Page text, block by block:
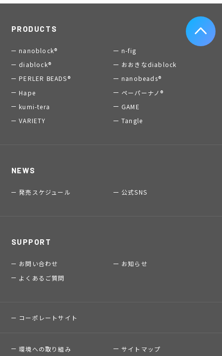
PRODUCTS
nanoblock®
n-fig
diablock®
おおきなdiablock
PERLER BEADS®
nanobeads®
Hape
ペーパーナノ®
kumi-tera
GAME
VARIETY
Tangle
NEWS
発売スケジュール 公式SNS
SUPPORT
お問い合わせ
お知らせ
よくあるご質問
コーポレートサイト
環境への取り組み サイトマップ